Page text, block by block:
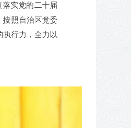
实党的二十届
按照自治区党委
执行力，全力以